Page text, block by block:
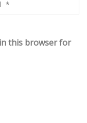
this browser for